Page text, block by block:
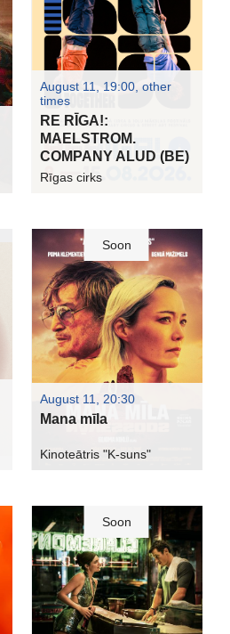
August 11, 19:00, other
times
RE RĪGA!:
MAELSTROM.
COMPANY ALUD (BE)
Rīgas cirks
Soon
August 11, 20:30
Mana mīla
Kinoteātris "K-suns"
Soon